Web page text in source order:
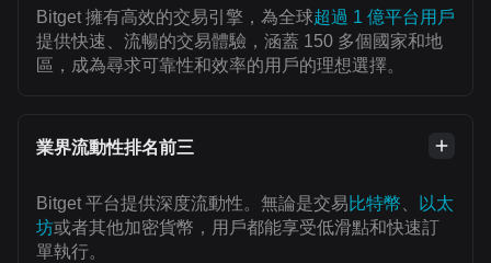
Bitget 擁有高效的交易引擎，為全球超過 1 億平台用戶
提供快速、流暢的交易體驗，涵蓋 150 多個國家和地
區，成為尋求可靠性和效率的用戶的理想選擇。
業界流動性排名前三
Bitget 平台提供深度流動性。無論是交易比特幣
以太
坊或者其他加密貨幣，用戶都能享受低滑點和快速訂
單執行。